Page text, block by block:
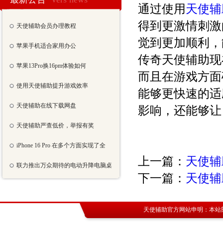
天使辅助会员办理教程
苹果手机适合家用办公
苹果13Pro换16pm体验如何
使用天使辅助提升游戏效率
天使辅助在线下载网盘
天使辅助严查低价，举报有奖
iPhone 16 Pro 在多个方面实现了全
联力推出万众期待的电动升降电脑桌
通过使用天使
得到更激情刺
觉到更加顺利
传奇天使辅助
而且在游戏方
能够更快速的
影响，还能够
上一篇： 天使
下一篇： 天使
天使辅助官方网站申明：本站